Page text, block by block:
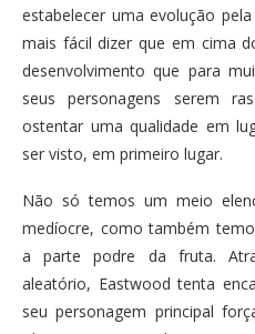
estabelecer uma evolução
mais fácil dizer que em cima
desenvolvimento que para
seus personagens serem
ostentar uma qualidade em
ser visto, em primeiro lugar.
Não só temos um meio
medíocre, como também
a parte podre da fruta.
aleatório, Eastwood tenta
seu personagem principal